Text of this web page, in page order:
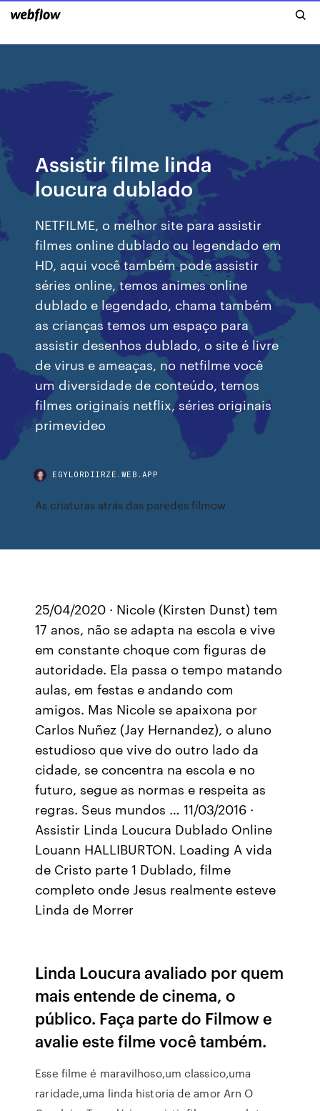
Assistir filme linda
loucura dublado
NETFILME, o melhor site para assistir
filmes online dublado ou legendado em
HD, aqui você também pode assistir
séries online, temos animes online
dublado e legendado, chama também
as crianças temos um espaço para
assistir desenhos dublado, o site é livre
de virus e ameaças, no netfilme você
um diversidade de conteúdo, temos
filmes originais netflix, séries originais
primevideo
EGYLORDIIRZE.WEB.APP
As criaturas atrás das paredes filmow
25/04/2020 · Nicole (Kirsten Dunst) tem
17 anos, não se adapta na escola e vive
em constante choque com figuras de
autoridade. Ela passa o tempo matando
aulas, em festas e andando com
amigos. Mas Nicole se apaixona por
Carlos Nuñez (Jay Hernandez), o aluno
estudioso que vive do outro lado da
cidade, se concentra na escola e no
futuro, segue as normas e respeita as
regras. Seus mundos … 11/03/2016 ·
Assistir Linda Loucura Dublado Online
Louann HALLIBURTON. Loading A vida
de Cristo parte 1 Dublado, filme
completo onde Jesus realmente esteve
Linda de Morrer
Linda Loucura avaliado por quem
mais entende de cinema, o
público. Faça parte do Filmow e
avalie este filme você também.
Esse filme é maravilhoso,um classico,uma
raridade,uma linda historia de amor Arn O